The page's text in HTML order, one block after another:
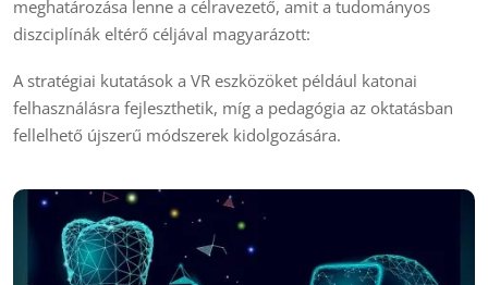
meghatározása lenne a célravezető, amit a tudományos
diszciplínák eltérő céljával magyarázott:
A stratégiai kutatások a VR eszközöket például katonai
felhasználásra fejleszthetik, míg a pedagógia az oktatásban
fellelhető újszerű módszerek kidolgozására.